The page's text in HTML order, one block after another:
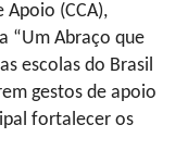
Apoio (CCA),
“Um Abraço que
escolas do Brasil
gestos de apoio
fortalecer os